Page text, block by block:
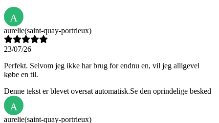
A
aurelie(saint-quay-portrieux)
23/07/26
Perfekt. Selvom jeg ikke har brug for endnu en, vil jeg alligevel
købe en til.
Denne tekst er blevet oversat automatisk.Se den oprindelige besked
A
aurelie(saint-quay-portrieux)